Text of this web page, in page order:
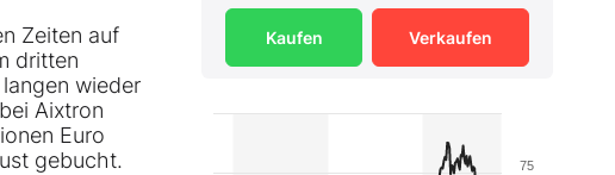
Zeiten auf
dritten
wieder
Aixtron
Euro
gebucht.
Kaufen Verkaufen
75